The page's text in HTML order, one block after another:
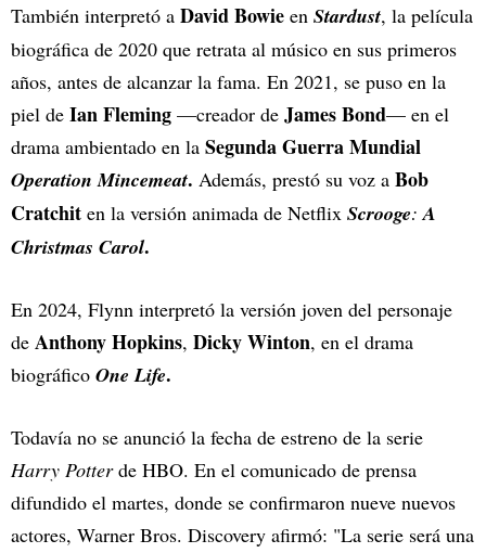
También interpretó a David Bowie en Stardust, la película
biográfica de 2020 que retrata al músico en sus primeros
años, antes de alcanzar la fama. En 2021, se puso en la
piel de Ian Fleming —creador de James Bond— en el
drama ambientado en la Segunda Guerra Mundial
Operation Mincemeat. Además, prestó su voz a Bob
Cratchit en la versión animada de Netflix Scrooge:A
Christmas Carol.
En 2024, Flynn interpretó la versión joven del personaje
de Anthony Hopkins, Dicky Winton, en el drama
biográfico One Life.
Todavía no se anunció la fecha de estreno de la serie
Harry Potterde HBO. En el comunicado de prensa
difundido el martes, donde se confirmaron nueve nuevos
actores, Warner Bros. Discovery afirmó: "La serie será una